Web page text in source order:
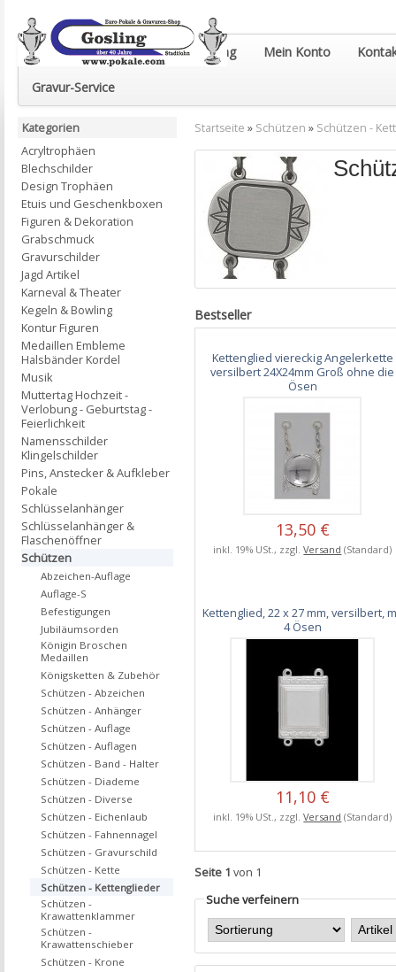
Euro-Pokale & Gravur-Shop Gosling Mein Konto
Gravur-Service
Startseite » Schützen » Schützen -
Bestseller
Kettenglied viereckig Angelerkette
versilbert 24X24mm Groß ohne die
Ösen
13,50 €
inkl. 19% USt., zzgl.Versand (Standard)
Kettenglied, 22 x 27 mm, versilbert,
4 Ösen
11,10 €
inkl. 19% USt., zzgl.Versand (Standard)
Seite 1 von 1
Suche verfeinern
Kategorien
Acryltrophäen
Blechschilder
Design Trophäen
Etuis und Geschenkboxen
Figuren & Dekoration
Grabschmuck
Gravurschilder
Jagd Artikel
Karneval & Theater
Kegeln & Bowling
Kontur Figuren
Medaillen Embleme
Halsbänder Kordel
Musik
Muttertag Hochzeit -
Verlobung - Geburtstag -
Feierlichkeit
Namensschilder
Klingelschilder
Pins, Anstecker & Aufkleber
Pokale
Schlüsselanhänger
Schlüsselanhänger &
Flaschenöffner
Schützen
Abzeichen-Auflage
Auflage-S
Befestigungen
Jubiläumsorden
Königin Broschen
Medaillen
Königsketten & Zubehör
Schützen - Abzeichen
Schützen - Anhänger
Schützen - Auflage
Schützen - Auflagen
Schützen - Band - Halter
Schützen - Diademe
Schützen - Diverse
Schützen - Eichenlaub
Schützen - Fahnennagel
Schützen - Gravurschild
Schützen - Kette
Schützen - Kettenglieder
Schützen -
Krawattenklammer
Schützen -
Krawattenschieber
Schützen - Krone